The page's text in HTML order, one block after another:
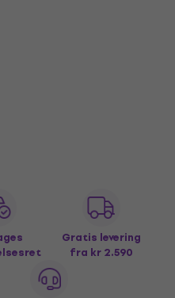
Gratis levering
fra kr 2.590